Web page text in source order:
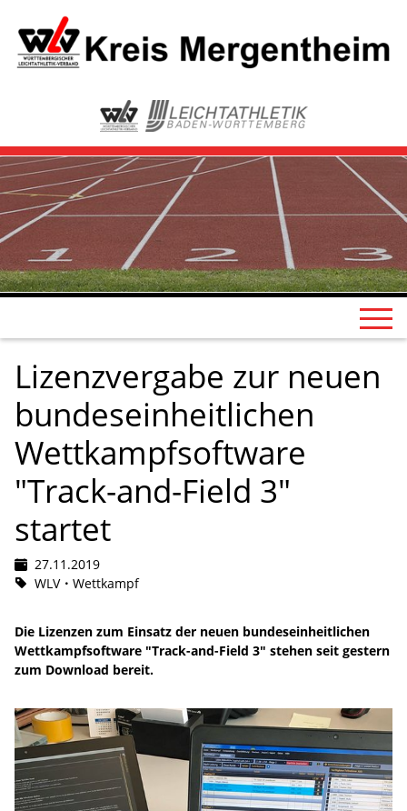
Lizenzvergabe zur neuen
bundeseinheitlichen
Wettkampfsoftware
"Track-and-Field 3"
startet
27.11.2019
WLV
Wettkampf
Die Lizenzen zum Einsatz der neuen bundeseinheitlichen
Wettkampfsoftware "Track-and-Field 3" stehen seit gestern
zum Download bereit.